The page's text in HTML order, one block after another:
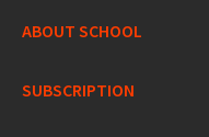
ABOUT SCHOOL
SUBSCRIPTION